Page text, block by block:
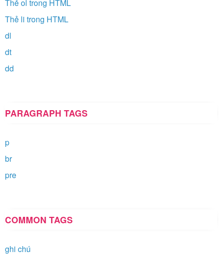
Thẻ ol trong HTML
Thẻ li trong HTML
dl
dt
dd
PARAGRAPH TAGS
p
br
pre
COMMON TAGS
ghi chú